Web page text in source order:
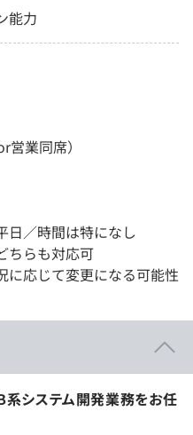
能力
業同席）
日／時間は特になし
ちらも対応可
応じて変更になる可能性
系システム開発業務をお任